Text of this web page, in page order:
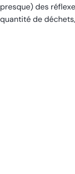
presque) des
quantité de